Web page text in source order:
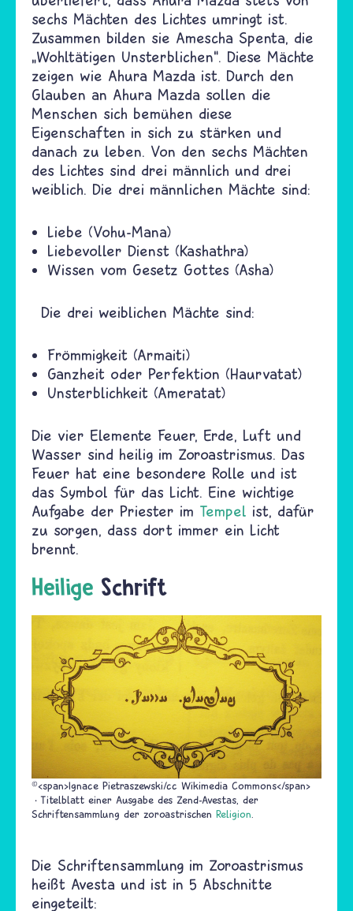
sechs Mächten des Lichtes umringt ist.
Zusammen bilden sie Amescha Spenta, die
„Wohltätigen Unsterblichen“. Diese Mächte
zeigen wie Ahura Mazda ist. Durch den
Glauben an Ahura Mazda sollen die
Menschen sich bemühen diese
Eigenschaften in sich zu stärken und
danach zu leben. Von den sechs Mächten
des Lichtes sind drei männlich und drei
weiblich. Die drei männlichen Mächte sind:
Liebe (Vohu-Mana)
Liebevoller Dienst (Kashathra)
Wissen vom Gesetz Gottes (Asha)
Die drei weiblichen Mächte sind:
Frömmigkeit (Armaiti)
Ganzheit oder Perfektion (Haurvatat)
Unsterblichkeit (Ameratat)
Die vier Elemente Feuer, Erde, Luft und
Wasser sind heilig im Zoroastrismus. Das
Feuer hat eine besondere Rolle und ist
das Symbol für das Licht. Eine wichtige
Aufgabe der Priester im Tempel ist, dafür
zu sorgen, dass dort immer ein Licht
brennt.
Heilige Schrift
©<span>Ignace Pietraszewski/cc Wikimedia Commons</span>
Titelblatt einer Ausgabe des Zend-Avestas, der
Schriftensammlung der zoroastrischen Religion
Die Schriftensammlung im Zoroastrismus
heißt Avesta und ist in 5 Abschnitte
eingeteilt: